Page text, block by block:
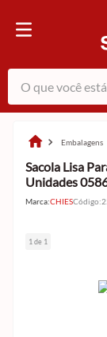
O que você está
embalagens
Sacola Lisa
Unidades
Marca:CHIESCódigo:
1 de 1